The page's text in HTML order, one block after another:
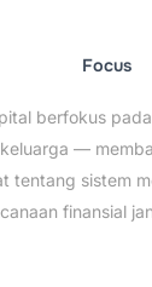
Focus
berfokus
—
tentang sistem
finansial